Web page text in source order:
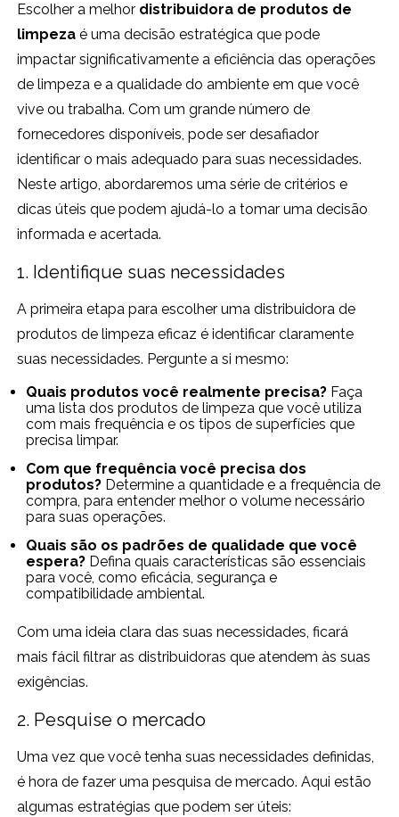
Escolher a melhor distribuidora de produtos de
limpeza é uma decisão estratégica que pode
impactar significativamente a eficiência das operações
de limpeza e a qualidade do ambiente em que você
vive ou trabalha. Com um grande número de
fornecedores disponíveis, pode ser desafiador
identificar o mais adequado para suas necessidades.
Neste artigo, abordaremos uma série de critérios e
dicas úteis que podem ajudá-lo a tomar uma decisão
informada e acertada.
1. Identifique suas necessidades
A primeira etapa para escolher uma distribuidora de
produtos de limpeza eficaz é identificar claramente
suas necessidades. Pergunte a si mesmo:
Quais produtos você realmente precisa? Faça
uma lista dos produtos de limpeza que você utiliza
com mais frequência e os tipos de superfícies que
precisa limpar.
Com que frequência você precisa dos
produtos? Determine a quantidade e a frequência de
compra, para entender melhor o volume necessário
para suas operações.
Quais são os padrões de qualidade que você
espera? Defina quais características são essenciais
para você, como eficácia, segurança e
compatibilidade ambiental.
Com uma ideia clara das suas necessidades, ficará
mais fácil filtrar as distribuidoras que atendem às suas
exigências.
2. Pesquise o mercado
Uma vez que você tenha suas necessidades definidas,
é hora de fazer uma pesquisa de mercado. Aqui estão
algumas estratégias que podem ser úteis: